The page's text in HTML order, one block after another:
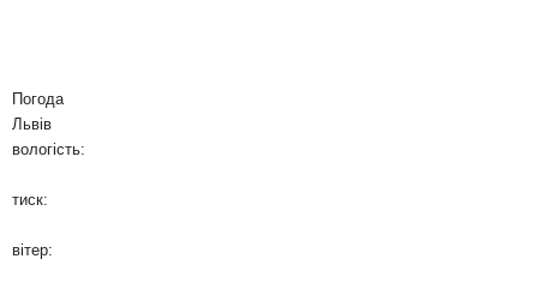
Погода
Львів
вологість:
тиск:
вітер: